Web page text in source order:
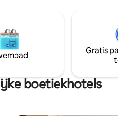
Housekeeping & Bed Making
Art & Stylish Décor ✅Luxury
Rituals Products ✅Elevator
Garden with outdoor seating
Internet
Gratis
boetiekhotels